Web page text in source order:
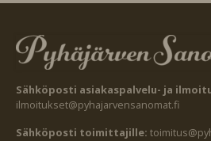
Sähköposti asiakaspalvelu- ja
ilmoitukset@pyhajarvensanomat.fi
Sähköposti toimittajille: